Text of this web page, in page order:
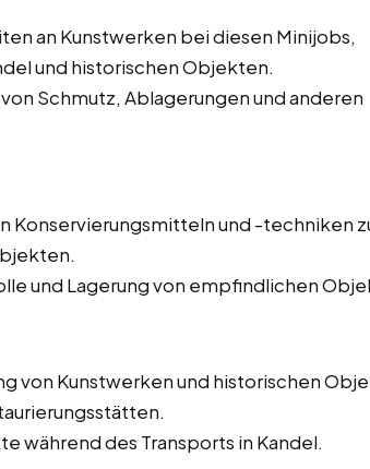
an Kunstwerken bei diesen Minijobs,
und historischen Objekten.
Schmutz, Ablagerungen und anderen
Konservierungsmitteln und -techniken
und Lagerung von empfindlichen
von Kunstwerken und historischen
während des Transports in Kandel.